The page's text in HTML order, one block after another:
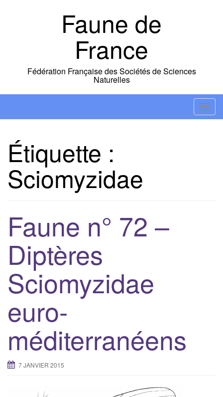
Faune de
France
Fédération Française des Sociétés de Sciences
Naturelles
T
o
Étiquette :
Sciomyzidae
Faune n° 72 –
Diptères
Sciomyzidae
euro-
méditerranéens
7 JANVIER 2015